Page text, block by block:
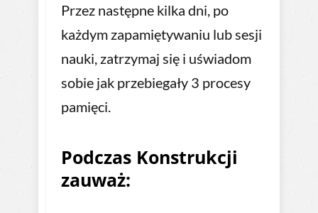
Przez następne kilka dni, po
każdym zapamiętywaniu lub sesji
nauki, zatrzymaj się i uświadom
sobie jak przebiegały 3 procesy
pamięci.
Podczas Konstrukcji
zauważ: